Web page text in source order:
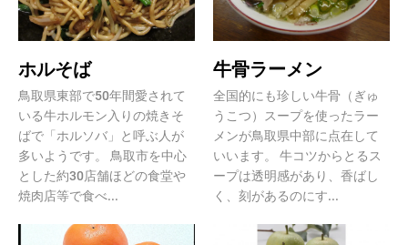
ホルそば
鳥取県東部で50年間愛されて
いる牛ホルモン入りの焼きそ
ばで「ホルソバ」と呼ぶ人が
多いようです。 鳥取市を中心
とした約30店舗ほどの食堂や
焼肉店等で食べ...
牛骨ラーメン
全国的にも珍しい牛骨（ぎゅ
うこつ）スープを使ったラー
メンが鳥取県中部に点在して
いいます。 牛コツからとるス
ープは透明感があり、香ばし
く、刻があるのにす...